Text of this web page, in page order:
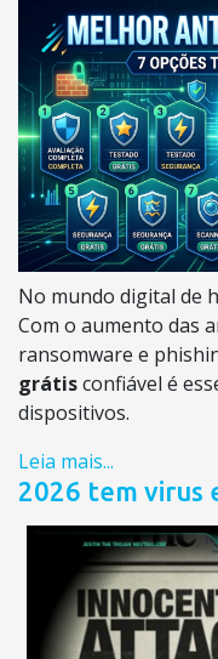
No mundo digital de
Com o aumento das
ransomware e
grátisconfiável é
dispositivos.
Leia mais...
2026 tem virus